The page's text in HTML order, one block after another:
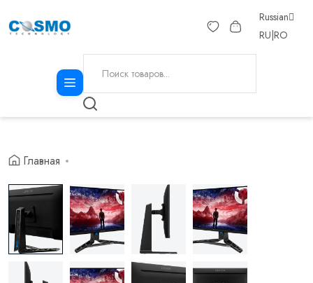
Russian
RU RO
Главная